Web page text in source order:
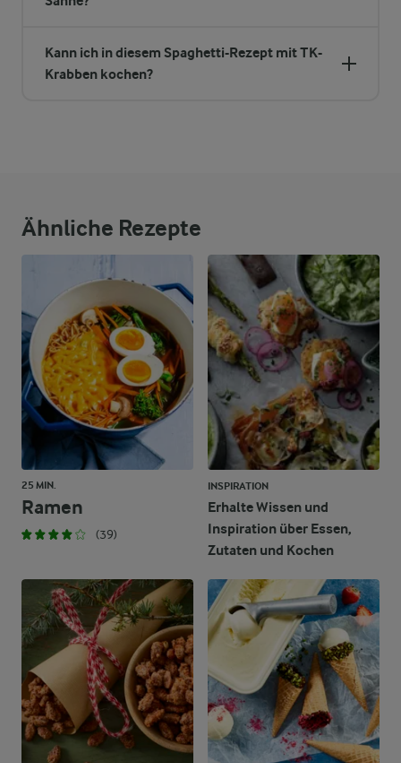
Kann ich in diesem Spaghetti-Rezept mit TK-
Krabben kochen?
Ähnliche Rezepte
25 MIN.
Ramen
(39)
INSPIRATION
Erhalte Wissen und
Inspiration über Essen,
Zutaten und Kochen